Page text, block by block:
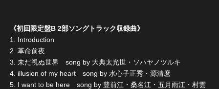
《初回限定盤B 2部ソングトラック収録曲》
1. Introduction
2. 革命前夜
3. 未だ視ぬ世界 song by 大典太光世・ソハヤノツルキ
4. illusion of my heart song by 水心子正秀・源清麿
5. I want to be here song by 豊前江・桑名江・五月雨江・村雲